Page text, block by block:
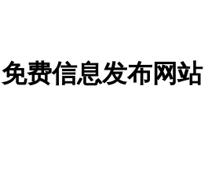
费信息发布网站